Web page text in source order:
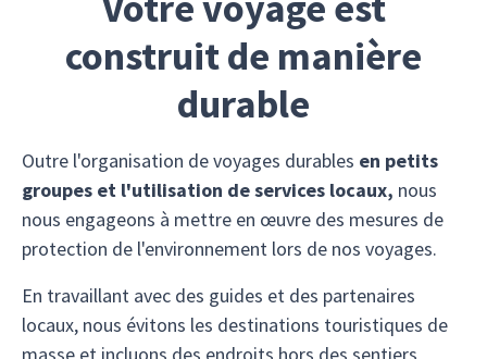
construit de manière
durable
Outre l'organisation de voyages durables en petits
groupes et l'utilisation de services locaux, nous
nous engageons à mettre en œuvre des mesures de
protection de l'environnement lors de nos voyages.
En travaillant avec des guides et des partenaires
locaux, nous évitons les destinations touristiques de